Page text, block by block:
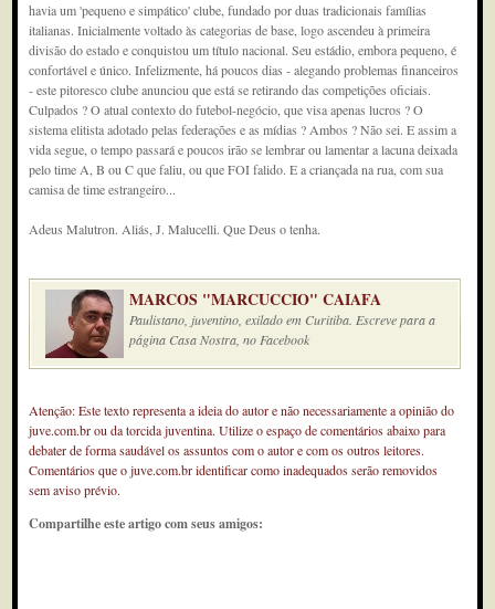
havia um 'pequeno e simpático' clube, fundado por duas tradicionais famílias
italianas. Inicialmente voltado às categorias de base, logo ascendeu à primeira
divisão do estado e conquistou um título nacional. Seu estádio, embora pequeno, é
confortável e único. Infelizmente, há poucos dias - alegando problemas financeiros
- este pitoresco clube anunciou que está se retirando das competições oficiais.
Culpados ? O atual contexto do futebol-negócio, que visa apenas lucros ? O
sistema elitista adotado pelas federações e as mídias ? Ambos ? Não sei. E assim a
vida segue, o tempo passará e poucos irão se lembrar ou lamentar a lacuna deixada
pelo time A, B ou C que faliu, ou que FOI falido. E a criançada na rua, com sua
camisa de time estrangeiro...
Adeus Malutron. Aliás, J. Malucelli. Que Deus o tenha.
MARCOS "MARCUCCIO" CAIAFA
Paulistano, juventino, exilado em Curitiba. Escreve para a
página Casa Nostra, no Facebook
Atenção: Este texto representa a ideia do autor e não necessariamente a opinião do
juve.com.br ou da torcida juventina. Utilize o espaço de comentários abaixo para
debater de forma saudável os assuntos com o autor e com os outros leitores.
Comentários que o juve.com.br identificar como inadequados serão removidos
sem aviso prévio.
Compartilhe este artigo com seus amigos: